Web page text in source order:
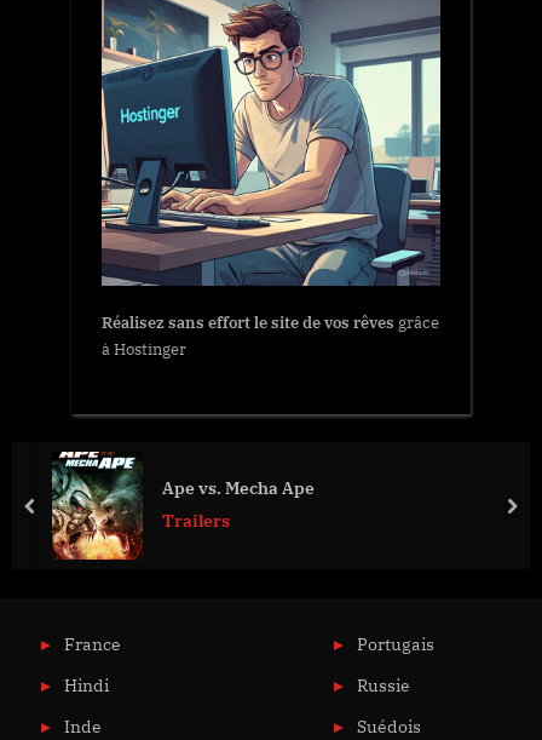
Réalisez sans effort le site de vos rêves grâce
à Hostinger
Ape vs. Mecha Ape
Trailers
prev
France
Hindi
Inde
Portugais
Russie
Suédois